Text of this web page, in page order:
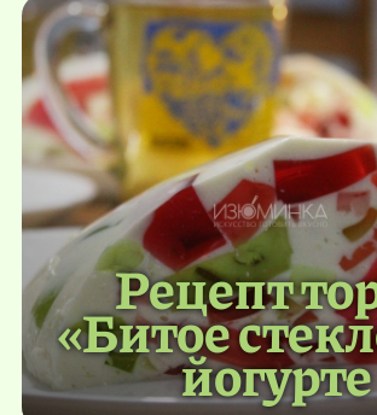
Рецепт
«Битое
йогурте